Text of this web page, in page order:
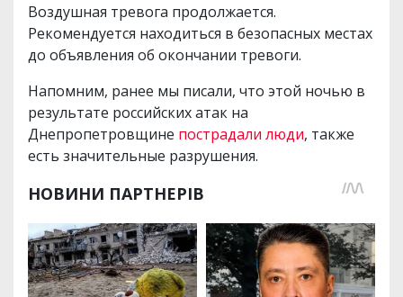
Воздушная тревога продолжается.
Рекомендуется находиться в безопасных местах
до объявления об окончании тревоги.
Напомним, ранее мы писали, что этой ночью в
результате российских атак на
Днепропетровщине пострадали люди, также
есть значительные разрушения.